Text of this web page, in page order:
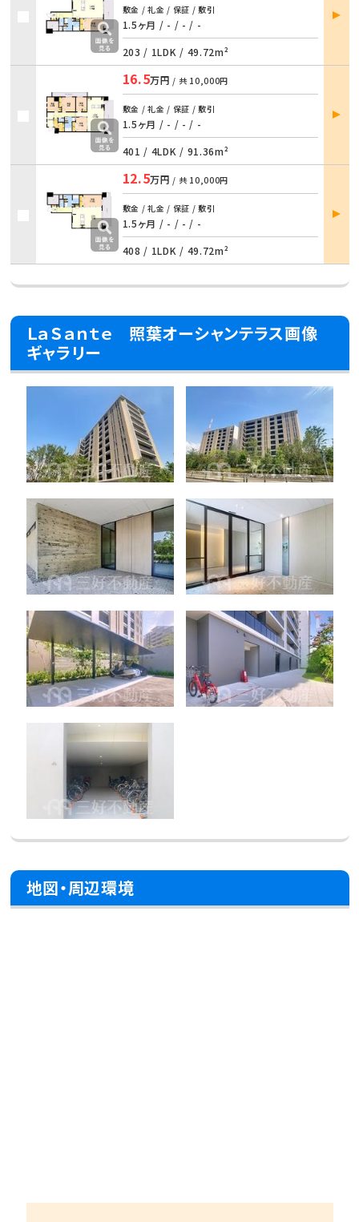
敷金 / 礼金 / 保証 / 敷引
1.5ヶ月 / - / - / -
203 / 1LDK / 49.72m²
部屋
詳細
16.5万円 / 共 10,000円
敷金 / 礼金 / 保証 / 敷引
1.5ヶ月 / - / - / -
401 / 4LDK / 91.36m²
部屋
詳細
12.5万円 / 共 10,000円
敷金 / 礼金 / 保証 / 敷引
1.5ヶ月 / - / - / -
408 / 1LDK / 49.72m²
部屋
詳細
ＬａＳａｎｔｅ 照葉オーシャンテラス画像
ギャラリー
地図・周辺環境